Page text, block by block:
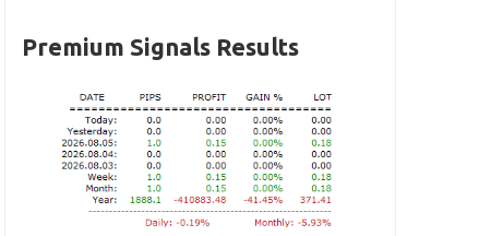
Premium Signals Results